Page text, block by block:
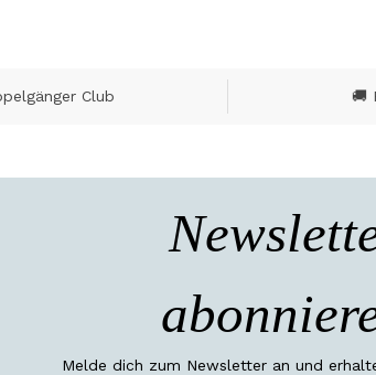
Club 🚚
Melde dich zum Newsletter an und